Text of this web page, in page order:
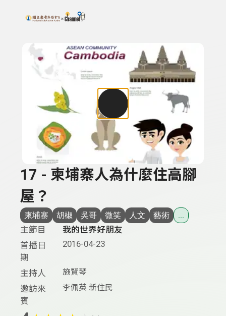
上方功能區塊
搜尋關鍵字：可輸入節目名稱、主持人或關鍵字
17 - 柬埔寨人為什麼住高腳
屋？
柬埔寨 胡椒 吳哥 微笑 人文 藝術 ...
主節目
我的世界好朋友
首播日
期
2016-04-23
主持人 施賢琴
邀訪來
賓
李佩英 新住民